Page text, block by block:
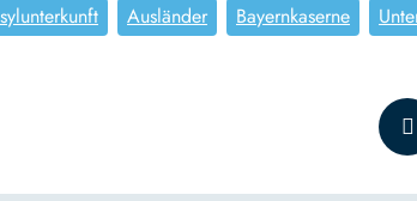
Ausländer Bayernkaserne